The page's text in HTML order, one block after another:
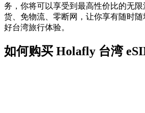
务，你将可以享受到最高性价比的无
货、免物流、零断网，让你享有随时
好台湾旅行体验。
如何购买 Holafly 台湾